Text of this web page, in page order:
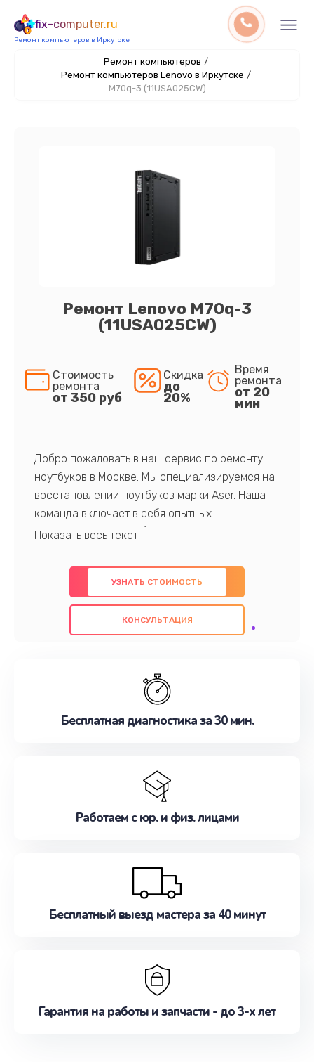
fix-computer.ru
Ремонт компьютеров в Иркутске
Ремонт компьютеров /
Ремонт компьютеров Lenovo в Иркутске /
M70q-3 (11USA025CW)
Ремонт Lenovo M70q-3
(11USA025CW)
Стоимость
ремонта
от 350 руб
Скидка
до
20%
Время
ремонта
от 20
мин
Добро пожаловать в наш сервис по ремонту
ноутбуков в Москве. Мы специализируемся на
восстановлении ноутбуков марки Aser. Наша
команда включает в себя опытных
профессионалов с обширными знаниями и
предлагаем быстрый и качественный ремонт с
использованием оригинальных компонентов, а
также гарантируем качество всех
проведенных работ. Наша цель - предоставить
наилучшим образом. Не медлите записаться на
УЗНАТЬ СТОИМОСТЬ
КОНСУЛЬТАЦИЯ
Бесплатная диагностика за 30 мин.
Работаем с юр. и физ. лицами
Бесплатный выезд мастера за 40 минут
Гарантия на работы и запчасти - до 3-х лет